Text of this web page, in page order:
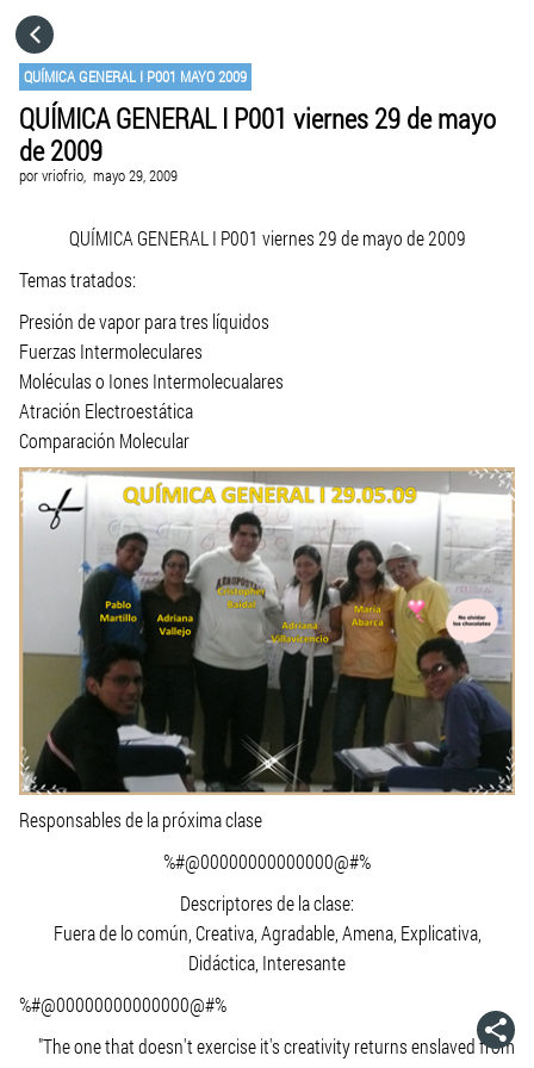
QUÍMICA GENERAL I P001 MAYO 2009
QUÍMICA GENERAL I P001 viernes 29 de mayo
de 2009
porvriofrio, mayo 29, 2009
QUÍMICA GENERAL I P001 viernes 29 de mayo de 2009
Temas tratados:
Presión de vapor para tres líquidos
Fuerzas Intermoleculares
Moléculas o Iones Intermolecualares
Atración Electroestática
Comparación Molecular
Responsables de la próxima clase
%#@00000000000000@#%
Descriptores de la clase:
Fuera de lo común, Creativa, Agradable, Amena, Explicativa,
Didáctica, Interesante
%#@00000000000000@#%
"The one that doesn't exercise it's creativity returns enslaved from
CATEGORÍAS